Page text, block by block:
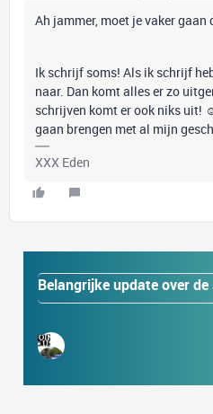
Ah jammer, moet je vaker gaan
Ik schrijf soms! Als ik schrijf
naar. Dan komt alles er zo
schrijven komt er ook niks uit!
gaan brengen met al mijn
XXX Eden
Belangrijke update over